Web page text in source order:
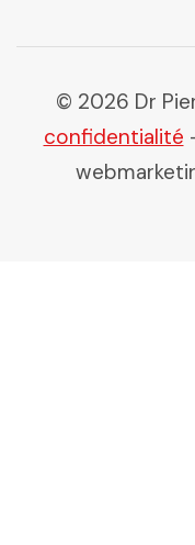
© 2026 Dr
confidentialité